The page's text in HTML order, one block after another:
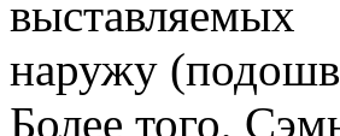
выставляемых
наружу
Более того,